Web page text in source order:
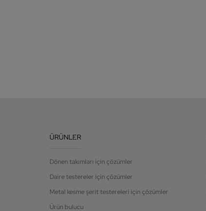
ÜRÜNLER
Dönen takımları için çözümler
Daire testereler için çözümler
Metal kesme şerit testereleri için çözümler
Ürün bulucu